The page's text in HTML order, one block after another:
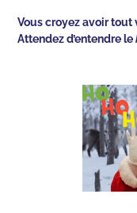
Vous croyez avoir tout
Attendez d’entendre le